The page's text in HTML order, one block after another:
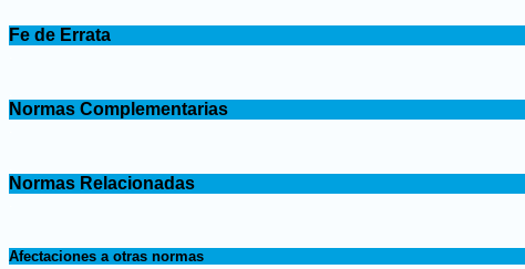
Fe de Errata
Normas Complementarias
Normas Relacionadas
Afectaciones a otras normas